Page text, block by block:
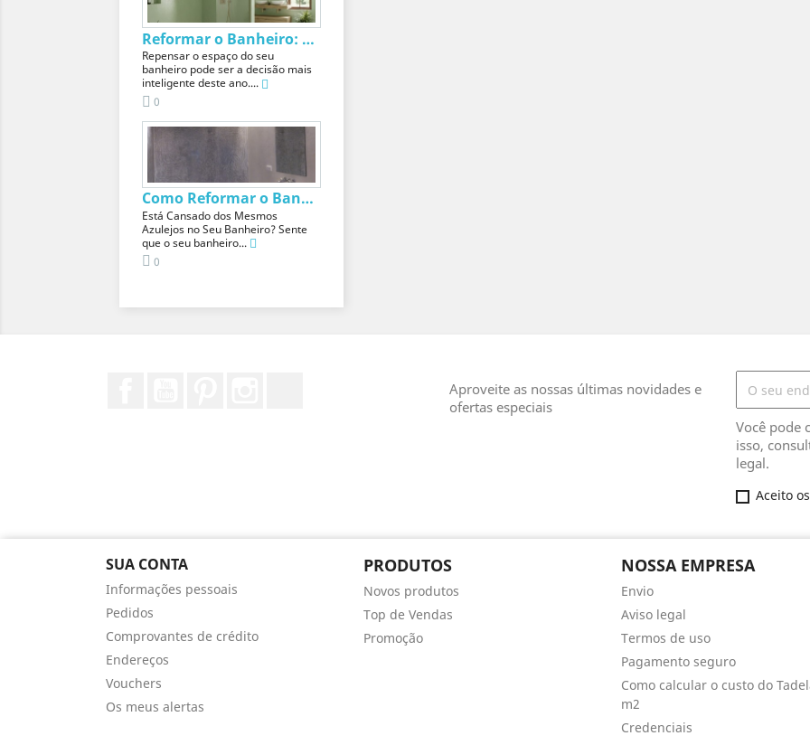
Reformar o Banheiro: Reforma de Banheiro Low...
Repensar o espaço do seu
banheiro pode ser a decisão mais
inteligente deste ano....
0
Como Reformar o Banheiro sem Remover os...
Está Cansado dos Mesmos
Azulejos no Seu Banheiro? Sente
que o seu banheiro...
0
Aproveite as nossas últimas novidades e
ofertas especiais
Você pode
isso,
legal.
Aceito
SUA CONTA
Informações pessoais
Pedidos
Comprovantes de crédito
Endereços
Vouchers
Os meus alertas
PRODUTOS
Novos produtos
Top de Vendas
Promoção
NOSSA EMPRESA
Envio
Aviso legal
Termos de uso
Pagamento seguro
Como calcular o custo do
m2
Credenciais